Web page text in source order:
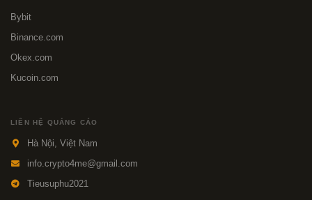
Bybit
Binance.com
Okex.com
Kucoin.com
LIÊN HỆ QUẢNG CÁO
Hà Nội, Việt Nam
info.crypto4me@gmail.com
Tieusuphu2021